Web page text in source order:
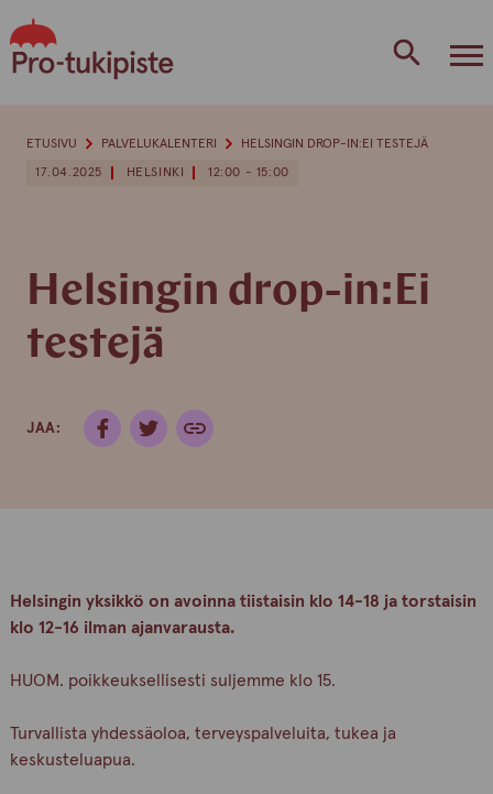
to
content
17.04.2025 HELSINKI 12:00 - 15:00
Helsingin drop-in:Ei
testejä
JAA:
ETUSIVU PALVELUKALENTERI HELSINGIN DROP-IN:EI TESTEJÄ
Helsingin yksikkö on avoinna tiistaisin klo 14-18 ja torstaisin
klo 12-16 ilman ajanvarausta.
HUOM. poikkeuksellisesti suljemme klo 15.
Turvallista yhdessäoloa, terveyspalveluita, tukea ja
keskusteluapua.